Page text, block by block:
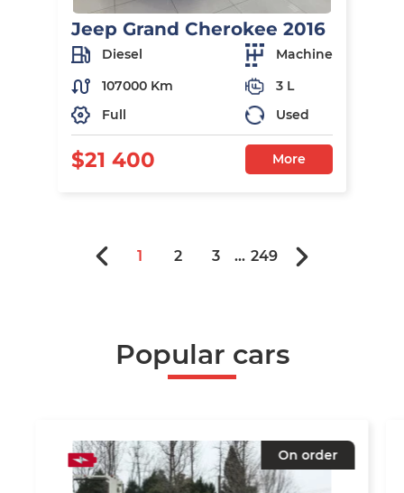
Jeep Grand Cherokee 2016
Diesel
Machine
107000 Km
3 L
Full
Used
$21 400 More
1 2 3 ... 249
Popular cars
On order